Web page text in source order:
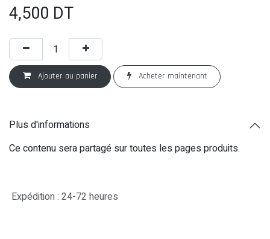
4,500 DT
Ajouter au panier Acheter maintenant
Plus d'informations
Ce contenu sera partagé sur toutes les pages produits.
Expédition : 24-72 heures